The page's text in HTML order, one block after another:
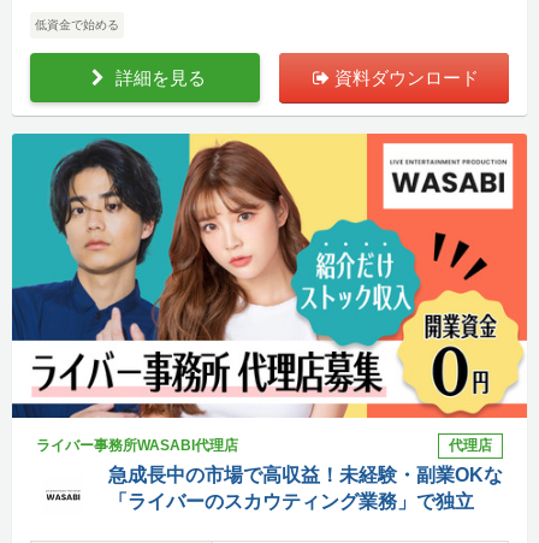
低資金で始める
詳細を見る 資料ダウンロード
ライバー事務所WASABI代理店 代理店
急成長中の市場で高収益！未経験・副業OKな
「ライバーのスカウティング業務」で独立